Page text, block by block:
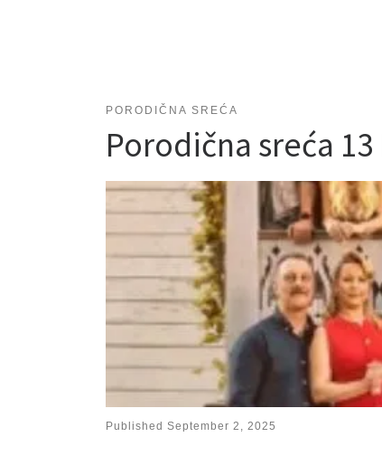
PORODIČNA SREĆA
Porodična sreća
Published September 2, 2025